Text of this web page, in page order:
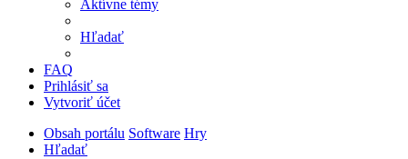
Aktívne témy
Hľadať
FAQ
Prihlásiť sa
Vytvoriť účet
Obsah portálu Software Hry
Hľadať